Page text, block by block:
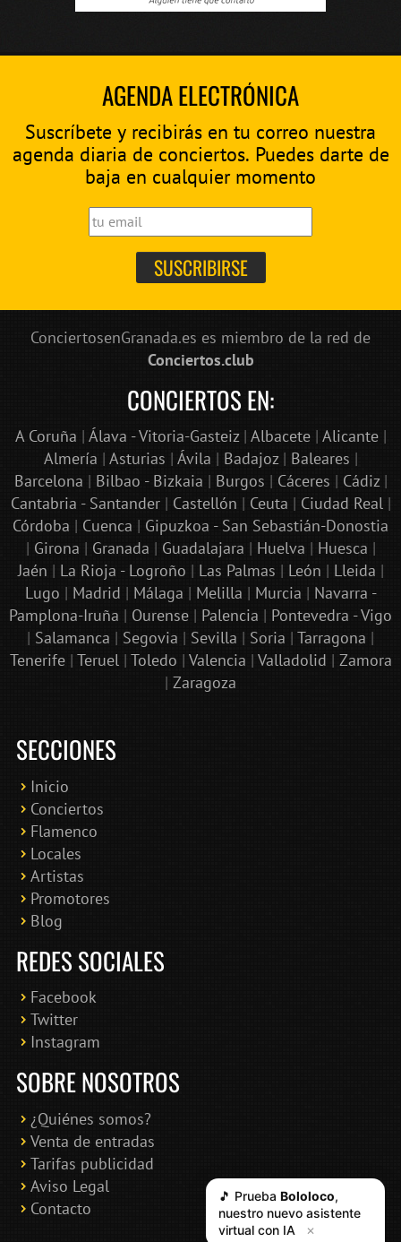
AGENDA ELECTRÓNICA
Suscríbete y recibirás en tu correo nuestra
agenda diaria de conciertos. Puedes darte de
baja en cualquier momento
ConciertosenGranada.es es miembro de la red de
Conciertos.club
CONCIERTOS EN:
A Coruña | Álava - Vitoria-Gasteiz| Albacete| Alicante|
Almería | Asturias | Ávila | Badajoz| Baleares |
Barcelona | Bilbao - Bizkaia | Burgos | Cáceres | Cádiz|
Cantabria - Santander| Castellón | Ceuta | Ciudad Real|
Córdoba | Cuenca | Gipuzkoa - San Sebastián-Donostia
| Girona | Granada | Guadalajara | Huelva | Huesca |
Jaén | La Rioja - Logroño | Las Palmas | León | Lleida |
Lugo | Madrid | Málaga | Melilla | Murcia | Navarra -
Pamplona-Iruña | Ourense | Palencia | Pontevedra - Vigo
| Salamanca | Segovia | Sevilla | Soria | Tarragona |
Tenerife| Teruel| Toledo | Valencia | Valladolid | Zamora
| Zaragoza
SECCIONES
Inicio
Conciertos
Flamenco
Locales
Artistas
Promotores
Blog
REDES SOCIALES
Facebook
Twitter
Instagram
SOBRE NOSOTROS
¿Quiénes somos?
Venta de entradas
Tarifas publicidad
Aviso Legal
Contacto
🎵 Prueba Bololoco,
nuestro nuevo asistente
virtual con IA
✕